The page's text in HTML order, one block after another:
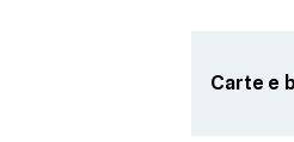
Carte e